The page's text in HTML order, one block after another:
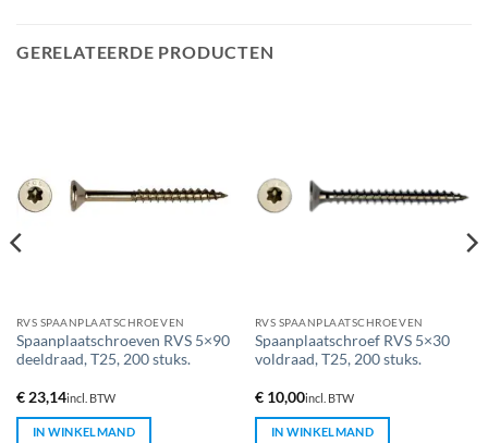
GERELATEERDE PRODUCTEN
RVS SPAANPLAATSCHROEVEN
Spaanplaatschroeven RVS 5×90
deeldraad, T25, 200 stuks.
€23,14incl. BTW
IN WINKELMAND
RVS SPAANPLAATSCHROEVEN
Spaanplaatschroef RVS 5×30
voldraad, T25, 200 stuks.
€10,00incl. BTW
IN WINKELMAND